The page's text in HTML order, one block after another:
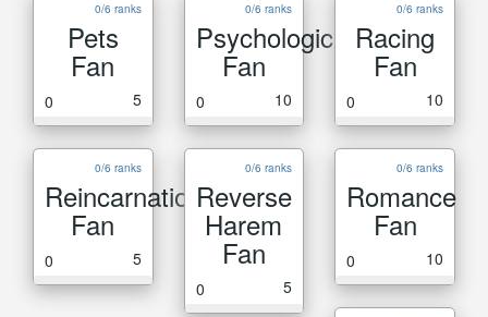
0/6 ranks
Pets
Fan
0 5
0/6 ranks
Psychological
Fan
0 10
0/6 ranks
Racing
Fan
0 10
0/6 ranks
Reincarnation
Fan
0 5
0/6 ranks
Reverse
Harem
Fan
0 5
0/6 ranks
Romance
Fan
0 10